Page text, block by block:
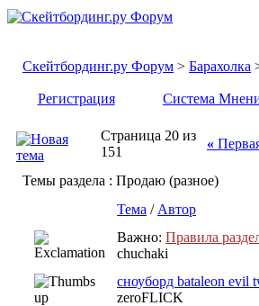
Скейтбординг.ру Форум > Барахолка
Регистрация Система
Страница 20 из
151
«
Темы раздела : Продаю (разное)
Тема / Автор
Важно: Правила
chuchaki
сноуборд bataleon evil
zeroFLICK